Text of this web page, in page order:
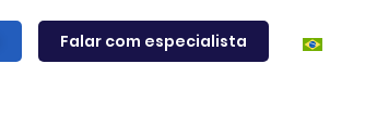
Falar com especialista